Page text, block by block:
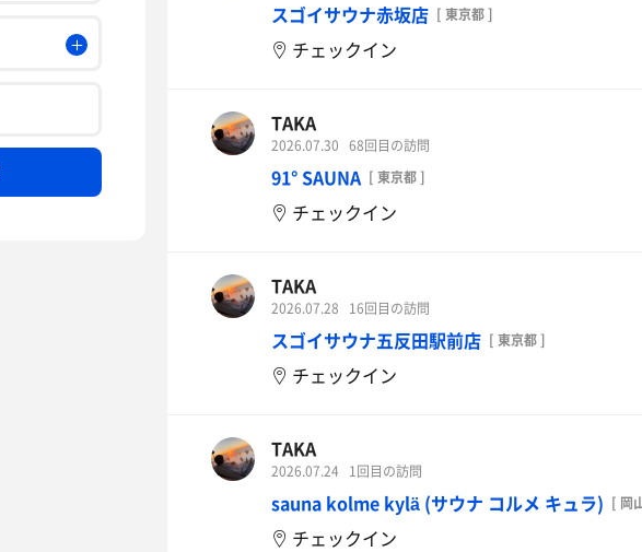
スゴイサウナ赤坂店 [ 東京都 ]
チェックイン
TAKA
2026.07.30 68回目の訪問
91° SAUNA [ 東京都 ]
チェックイン
TAKA
2026.07.28 16回目の訪問
スゴイサウナ五反田駅前店 [ 東京都 ]
チェックイン
TAKA
2026.07.24 1回目の訪問
sauna kolme kylä (サウナ コルメ キュラ) [ 岡
チェックイン